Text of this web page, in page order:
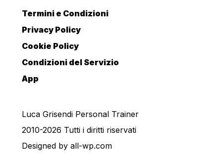
Termini e Condizioni
Privacy Policy
Cookie Policy
Condizioni del Servizio
App
Luca Grisendi Personal Trainer
2010-2026 Tutti i diritti riservati
Designed by all-wp.com